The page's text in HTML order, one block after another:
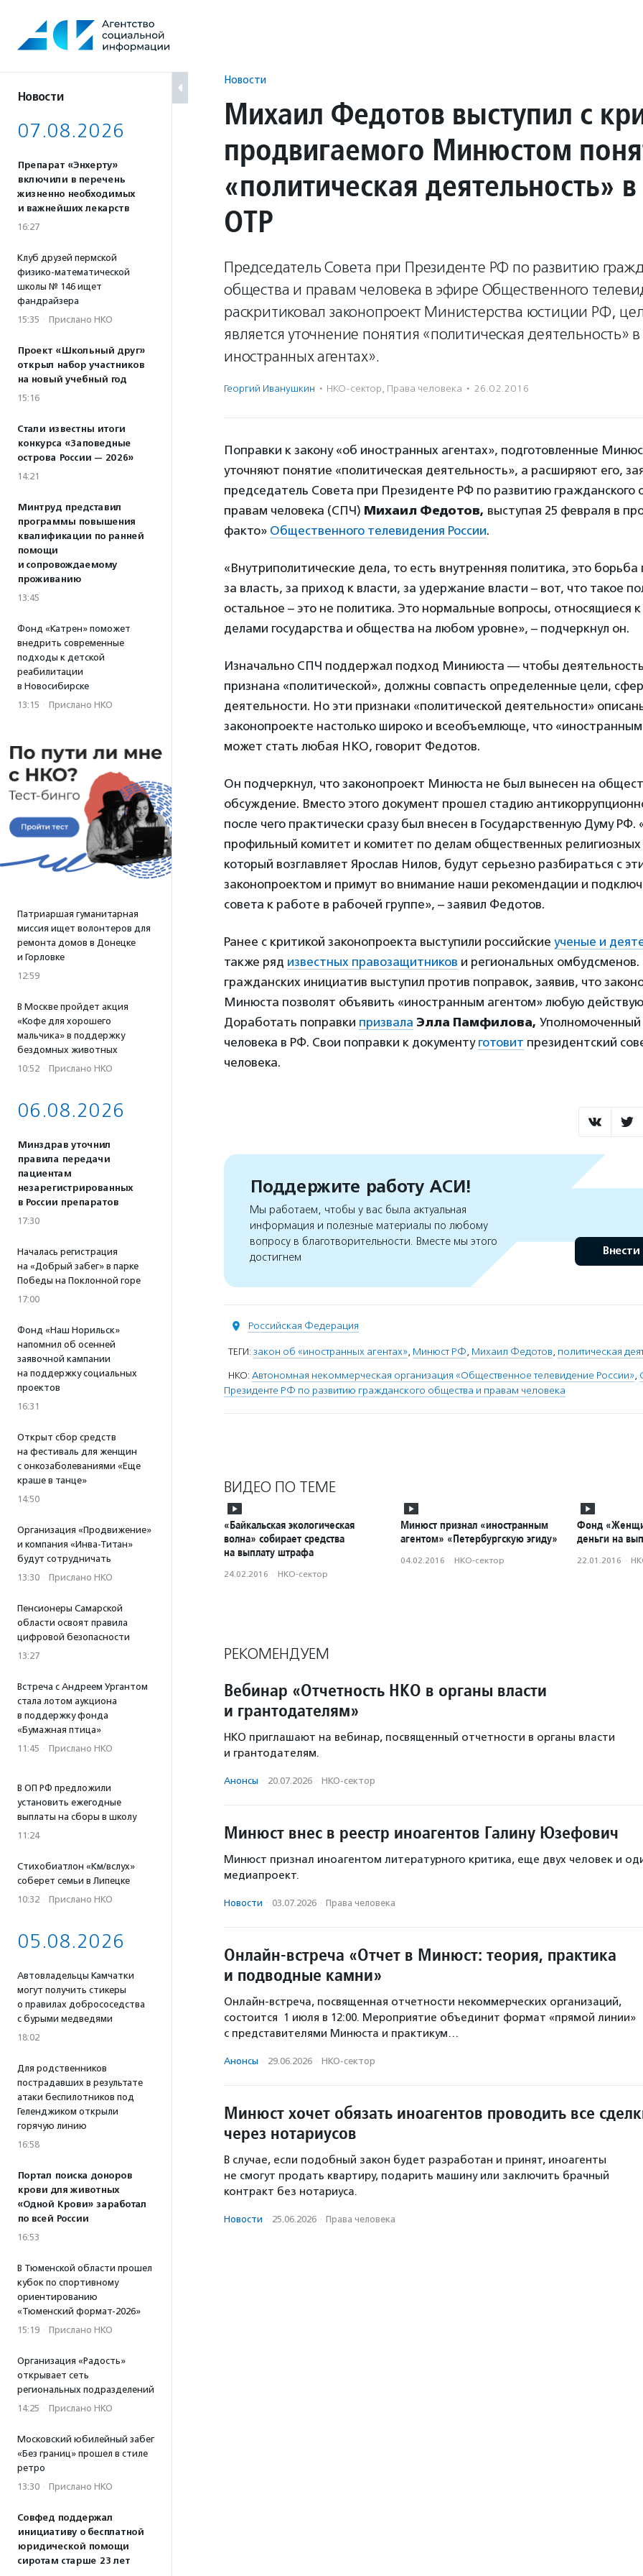
содержанию
Новости
07.08.2026
Препарат «Энхерту»
включили в перечень
жизненно необходимых
и важнейших лекарств
16:27
Клуб друзей пермской
физико-математической
школы № 146 ищет
фандрайзера
15:35 · Прислано НКО
Проект «Школьный друг»
открыл набор участников
на новый учебный год
15:16
Стали известны итоги
конкурса «Заповедные
острова России — 2026»
14:21
Минтруд представил
программы повышения
квалификации по ранней
помощи
и сопровождаемому
проживанию
13:45
Фонд «Катрен» поможет
внедрить современные
подходы к детской
реабилитации
в Новосибирске
13:15 · Прислано НКО
Патриаршая гуманитарная
миссия ищет волонтеров для
ремонта домов в Донецке
и Горловке
12:59
В Москве пройдет акция
«Кофе для хорошего
мальчика» в поддержку
бездомных животных
10:52 · Прислано НКО
06.08.2026
Минздрав уточнил
правила передачи
пациентам
незарегистрированных
в России препаратов
17:30
Началась регистрация
на «Добрый забег» в парке
Победы на Поклонной горе
17:00
Фонд «Наш Норильск»
напомнил об осенней
заявочной кампании
на поддержку социальных
проектов
16:31
Открыт сбор средств
на фестиваль для женщин
с онкозаболеваниями «Еще
краше в танце»
14:50
Организация «Продвижение»
и компания «Инва-Титан»
будут сотрудничать
13:30 · Прислано НКО
Пенсионеры Самарской
области освоят правила
цифровой безопасности
13:27
Встреча с Андреем Ургантом
стала лотом аукциона
в поддержку фонда
«Бумажная птица»
11:45 · Прислано НКО
В ОП РФ предложили
установить ежегодные
выплаты на сборы в школу
11:24
Стихобиатлон «Км/вслух»
соберет семьи в Липецке
10:32 · Прислано НКО
05.08.2026
Автовладельцы Камчатки
могут получить стикеры
о правилах добрососедства
с бурыми медведями
18:02
Для родственников
пострадавших в результате
атаки беспилотников под
Геленджиком открыли
горячую линию
16:58
Портал поиска доноров
крови для животных
«Одной Крови» заработал
по всей России
16:53
В Тюменской области прошел
кубок по спортивному
ориентированию
«Тюменский формат-2026»
15:19 · Прислано НКО
Организация «Радость»
открывает сеть
региональных подразделений
14:25 · Прислано НКО
Московский юбилейный забег
«Без границ» прошел в стиле
ретро
13:30 · Прислано НКО
Совфед поддержал
инициативу о бесплатной
юридической помощи
сиротам старше 23 лет
Новости
Михаил Федотов выступил с
продвигаемого Минюстом
«политическая деятельность»
ОТР
Председатель Совета при Президенте РФ по развитию
общества и правам человека в эфире Общественного
раскритиковал законопроект Министерства юстиции РФ,
является уточнение понятия «политическая деятельность»
иностранных агентах».
Георгий Иванушкин · НКО-сектор, Права человека · 26.02.2016
Поправки к закону «об иностранных агентах», подготовленные
уточняют понятие «политическая деятельность», а расширяют его,
председатель Совета при Президенте РФ по развитию гражданского
правам человека (СПЧ) Михаил Федотов, выступая 25 февраля в
факто» Общественного телевидения России.
«Внутриполитические дела, то есть внутренняя политика, это
за власть, за приход к власти, за удержание власти – вот, что такое
остальное – это не политика. Это нормальные вопросы, относящиеся
делами государства и общества на любом уровне», – подчеркнул он.
Изначально СПЧ поддержал подход Миниюста — чтобы
признана «политической», должны совпасть определенные цели,
деятельности. Но эти признаки «политической деятельности»
законопроекте настолько широко и всеобъемлюще, что
может стать любая НКО, говорит Федотов.
Он подчеркнул, что законопроект Минюста не был вынесен на
обсуждение. Вместо этого документ прошел стадию
после чего практически сразу был внесен в Государственную Думу РФ.
профильный комитет и комитет по делам общественных религиозных
который возглавляет Ярослав Нилов, будут серьезно разбираться с
законопроектом и примут во внимание наши рекомендации и
совета к работе в рабочей группе», – заявил Федотов.
Ранее с критикой законопроекта выступили российские ученые и
также ряд известных правозащитников и региональных
гражданских инициатив выступил против поправок, заявив, что
Минюста позволят объявить «иностранным агентом» любую
Доработать поправки призвала Элла Памфилова,
человека в РФ. Свои поправки к документу готовит президентский
человека.
Поддержите работу АСИ!
Мы работаем, чтобы у вас была актуальная
информация и полезные материалы по любому
вопросу в благотворительности. Вместе мы этого
достигнем
Внести
Российская Федерация
ТЕГИ: закон об «иностранных агентах», Минюст РФ, Михаил Федотов, политическая
НКО: Автономная некоммерческая организация «Общественное телевидение России»,
Президенте РФ по развитию гражданского общества и правам человека
ВИДЕО ПО ТЕМЕ
«Байкальская экологическая
волна» собирает средства
на выплату штрафа
24.02.2016 · НКО-сектор
Минюст признал «иностранным
агентом» «Петербургскую эгиду»
04.02.2016 · НКО-сектор
Фонд
деньги на
22.01.2016 ·
РЕКОМЕНДУЕМ
Вебинар «Отчетность НКО в органы власти
и грантодателям»
НКО приглашают на вебинар, посвященный отчетности в органы власти
и грантодателям.
Анонсы · 20.07.2026 · НКО-сектор
Минюст внес в реестр иноагентов Галину Юзефович
Минюст признал иноагентом литературного критика, еще двух человек и
медиапроект.
Новости · 03.07.2026 · Права человека
Онлайн-встреча «Отчет в Минюст: теория, практика
и подводные камни»
Онлайн-встреча, посвященная отчетности некоммерческих организаций,
состоится 1 июля в 12:00. Мероприятие объединит формат «прямой линии»
с представителями Минюста и практикум…
Анонсы · 29.06.2026 · НКО-сектор
Минюст хочет обязать иноагентов проводить все
через нотариусов
В случае, если подобный закон будет разработан и принят, иноагенты
не смогут продать квартиру, подарить машину или заключить брачный
контракт без нотариуса.
Новости · 25.06.2026 · Права человека